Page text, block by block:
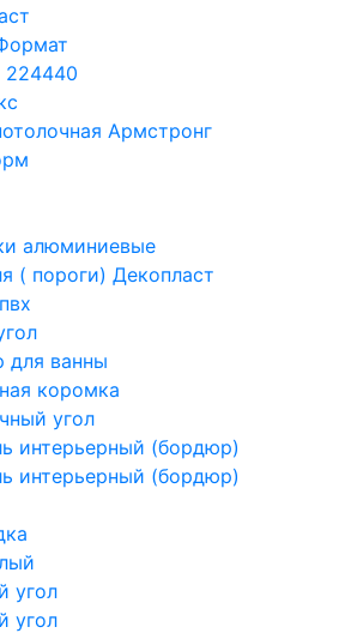
224440
Армстронг
алюминиевые
( пороги) Декопласт
для ванны
коромка
угол
интерьерный (бордюр)
интерьерный (бордюр)
угол
угол